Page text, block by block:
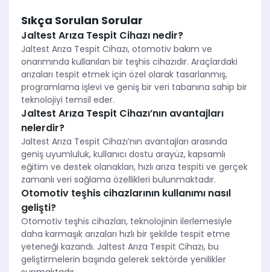
Sıkça Sorulan Sorular
Jaltest Arıza Tespit Cihazı nedir?
Jaltest Arıza Tespit Cihazı, otomotiv bakım ve
onarımında kullanılan bir teşhis cihazıdır. Araçlardaki
arızaları tespit etmek için özel olarak tasarlanmış,
programlama işlevi ve geniş bir veri tabanına sahip bir
teknolojiyi temsil eder.
Jaltest Arıza Tespit Cihazı’nın avantajları
nelerdir?
Jaltest Arıza Tespit Cihazı’nın avantajları arasında
geniş uyumluluk, kullanıcı dostu arayüz, kapsamlı
eğitim ve destek olanakları, hızlı arıza tespiti ve gerçek
zamanlı veri sağlama özellikleri bulunmaktadır.
Otomotiv teşhis cihazlarının kullanımı nasıl
gelişti?
Otomotiv teşhis cihazları, teknolojinin ilerlemesiyle
daha karmaşık arızaları hızlı bir şekilde tespit etme
yeteneği kazandı. Jaltest Arıza Tespit Cihazı, bu
geliştirmelerin başında gelerek sektörde yenilikler